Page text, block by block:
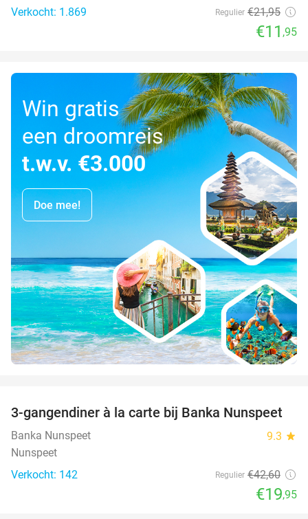
Verkocht: 1.869
Regulier €21,95
€11 ,95
Win gratis
een droomreis
t.w.v. €3.000
Doe mee!
53%
3-gangendiner à la carte bij Banka Nunspeet
Banka Nunspeet 9.3 star
Nunspeet
Verkocht: 142
Regulier €42,60
€19,95